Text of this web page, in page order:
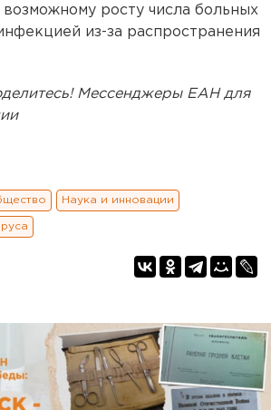
возможному росту числа больных
из-за распространения
Мессенджеры ЕАН для
Наука и инновации